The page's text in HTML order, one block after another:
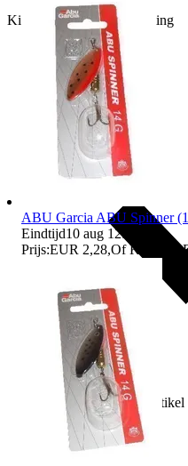
Kies voor kopersbescherming
Vergoeding als het
ABU Garcia ABU Spinner
Eindtijd10 aug 12:16
Prijs:EUR 2,28,Of Koop nu